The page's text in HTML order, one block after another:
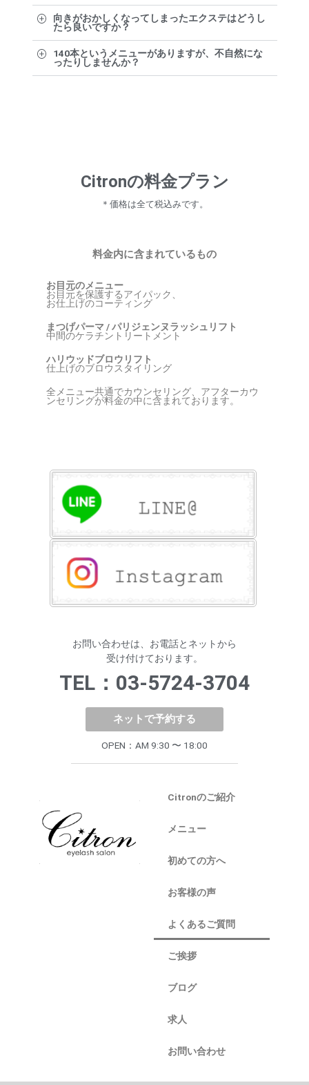
向きがおかしくなってしまったエクステはどうし
たら良いですか？
140本というメニューがありますが、不自然にな
ったりしませんか？
Citronの料金プラン
＊価格は全て税込みです。
料金内に含まれているもの
お目元のメニュー
お目元を保護するアイパック、
お仕上げのコーティング
まつげパーマ / パリジェンヌラッシュリフト
中間のケラチントリートメント
ハリウッドブロウリフト
仕上げのブロウスタイリング
全メニュー共通でカウンセリング、アフターカウ
ンセリングが料金の中に含まれております。
お問い合わせは、お電話とネットから
受け付けております。
TEL：03-5724-3704
ネットで予約する
OPEN：AM 9:30 〜 18:00
Citronのご紹介
メニュー
初めての方へ
お客様の声
よくあるご質問
ご挨拶
ブログ
求人
お問い合わせ